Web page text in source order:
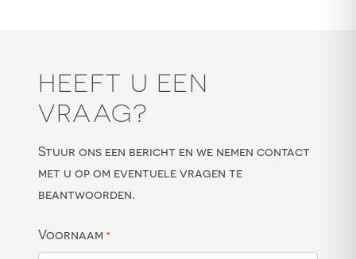
HEEFT U EEN
VRAAG?
Stuur ons een bericht en we nemen contact
met u op om eventuele vragen te
beantwoorden.
Voornaam *